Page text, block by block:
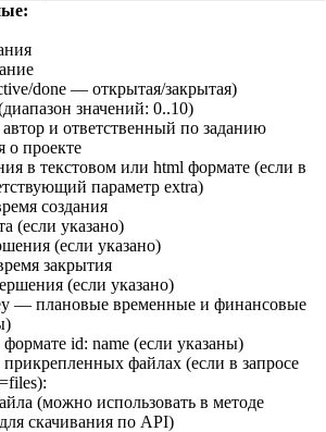
/done — открытая/закрытая)
значений: 0..10)
и ответственный по заданию
проекте
в текстовом или html формате (если в
параметр extra)
создания
(если указано)
(если указано)
закрытия
(если указано)
— плановые временные и финансовые
id: name (если указаны)
файлах (если в запросе
):
(можно использовать в методе
для скачивания по API)